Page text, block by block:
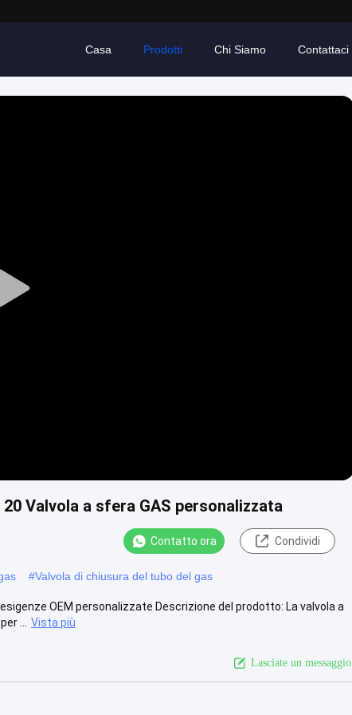
Casa Prodotti Chi Siamo Contattaci
Play
Valvola a sfera GAS personalizzata
Contatto ora Condividi
#Valvola di chiusura del tubo del gas
OEM personalizzate Descrizione del prodotto: La valvola a
...
Vista più
Lasciate un messaggio.